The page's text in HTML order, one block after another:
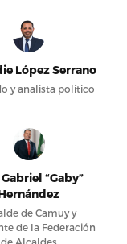
López Serrano
y analista político
“Gaby”
de Camuy y
de la Federación
de Alcaldes